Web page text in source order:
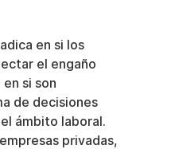
en si los
el engaño
si son
de decisiones
ámbito laboral.
privadas,